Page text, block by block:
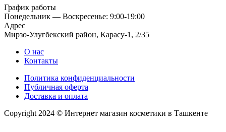
График работы
Понедельник — Воскресенье: 9:00-19:00
Адрес
Мирзо-Улугбекский район, Карасу-1, 2/35
О нас
Контакты
Политика конфиденциальности
Публичная оферта
Доставка и оплата
Copyright 2024 © Интернет магазин косметики в Ташкенте